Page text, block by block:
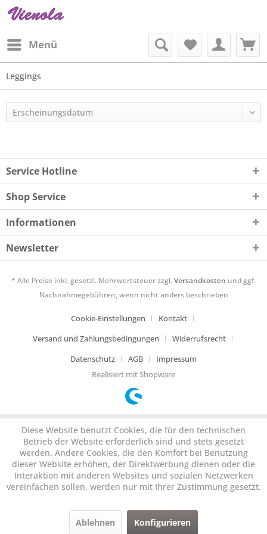
Menü
Leggings
Service Hotline
Shop Service
Informationen
Newsletter
* Alle Preise inkl. gesetzl. Mehrwertsteuer zzgl.Versandkosten und ggf.
Nachnahmegebühren, wenn nicht anders beschrieben
Cookie-Einstellungen
Kontakt
Versand und Zahlungsbedingungen
Widerrufsrecht
Datenschutz
AGB
Impressum
Realisiert mit Shopware
Diese Website benutzt Cookies, die für den technischen
Betrieb der Website erforderlich sind und stets gesetzt
werden. Andere Cookies, die den Komfort bei Benutzung
dieser Website erhöhen, der Direktwerbung dienen oder die
Interaktion mit anderen Websites und sozialen Netzwerken
vereinfachen sollen, werden nur mit Ihrer Zustimmung gesetzt.
Ablehnen Konfigurieren